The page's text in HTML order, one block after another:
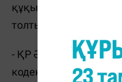
толтырған:
- ҚР Әкімшілік құқық
кодекстің 601-бабы